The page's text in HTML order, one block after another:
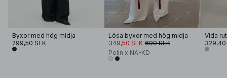
Byxor med hög midja
299,50 SEK
Lösa byxor med hög midja
349,50 SEK 699 SEK
Pelin x NA-KD
329,40